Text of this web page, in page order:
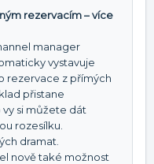
rezervacím – více
manager
vystavuje
rezervace z přímých
přistane
si můžete dát
rozesílku.
dramat.
nově také možnost